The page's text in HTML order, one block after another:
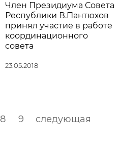
Член Президиума Совета
Республики В.Пантюхов
принял участие в работе
координационного
совета
23.05.2018
8 9 следующая